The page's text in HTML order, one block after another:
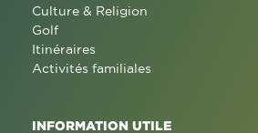
Culture & Religion
Golf
Itinéraires
Activités familiales
INFORMATION UTILE